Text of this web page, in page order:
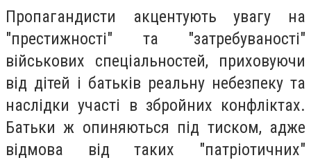
Пропагандисти акцентують увагу на
"престижності" та "затребуваності"
військових спеціальностей, приховуючи
від дітей і батьків реальну небезпеку та
наслідки участі в збройних конфліктах.
Батьки ж опиняються під тиском, адже
відмова від таких "патріотичних"